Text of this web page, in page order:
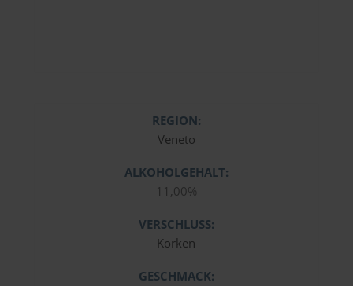
REGION:
Veneto
ALKOHOLGEHALT:
11,00%
VERSCHLUSS:
Korken
GESCHMACK: